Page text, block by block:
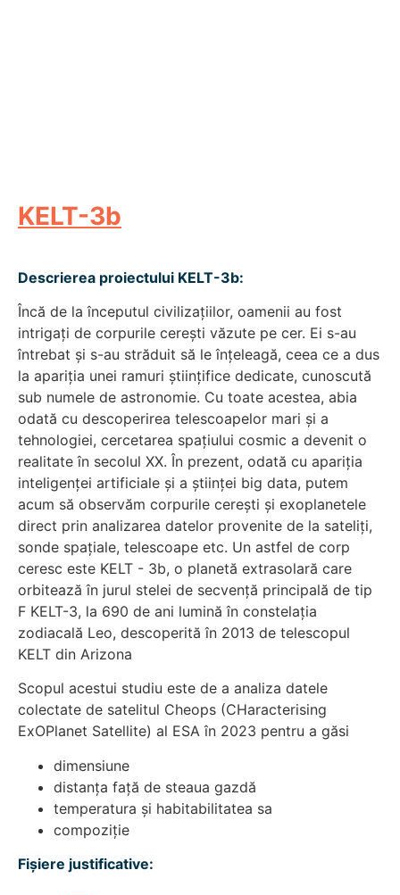
KELT-3b
Descrierea proiectului KELT-3b:
Încă de la începutul civilizațiilor, oamenii au fost
intrigați de corpurile cerești văzute pe cer. Ei s-au
întrebat și s-au străduit să le înțeleagă, ceea ce a dus
la apariția unei ramuri științifice dedicate, cunoscută
sub numele de astronomie. Cu toate acestea, abia
odată cu descoperirea telescoapelor mari și a
tehnologiei, cercetarea spațiului cosmic a devenit o
realitate în secolul XX. În prezent, odată cu apariția
inteligenței artificiale și a științei big data, putem
acum să observăm corpurile cerești și exoplanetele
direct prin analizarea datelor provenite de la sateliți,
sonde spațiale, telescoape etc. Un astfel de corp
ceresc este KELT - 3b, o planetă extrasolară care
orbitează în jurul stelei de secvență principală de tip
F KELT-3, la 690 de ani lumină în constelația
zodiacală Leo, descoperită în 2013 de telescopul
KELT din Arizona
Scopul acestui studiu este de a analiza datele
colectate de satelitul Cheops (CHaracterising
ExOPlanet Satellite) al ESA în 2023 pentru a găsi
dimensiune
distanța față de steaua gazdă
temperatura și habitabilitatea sa
compoziție
Fișiere justificative: